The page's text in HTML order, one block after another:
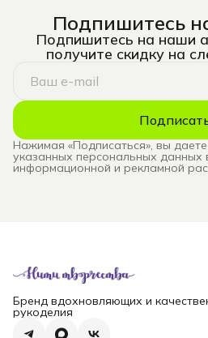
Подпишитесь
Подпишитесь на наши
получите скидку на
Нажимая «Подписаться», вы
указанных персональных данных
информационной и рекламной
Бренд вдохновляющих и
рукоделия